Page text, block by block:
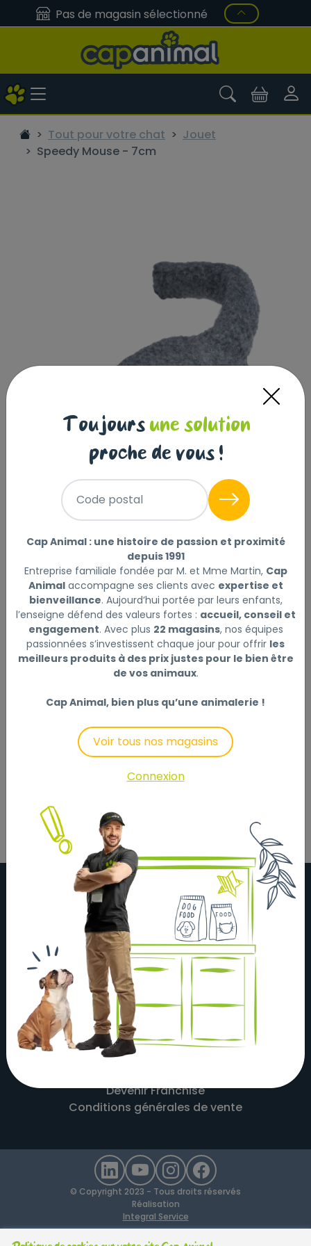
Pas de magasin sélectionné
Tout pour votre chat
Jouet
Speedy Mouse - 7cm
Speedy Mouse - 7cm
BUBIMEX|Réf : 4250078909569
Speedy Mouse - 7cmLire la suite
Ce produit n'est plus disponible
DescriptionLaisser un avis
La souris Speedy Mouse est un jouet pour chat à
remonter en forme de souris qui garantira
l'amusement de votre petit compagnon préféré !
À propos
Actualités
Nos magasins
Nos partenaires
Nous contacter
Mentions légales
Devenir Franchisé
Conditions générales de vente
© Copyright 2023 - Tous droits réservés
Réalisation
Integral Service
Toujours une solution
proche de vous !
Code postal
Cap Animal : une histoire de passion et proximité
depuis 1991
Entreprise familiale fondée par M. et Mme Martin, Cap
Animalaccompagne ses clients avec expertise et
bienveillance. Aujourd’hui portée par leurs enfants,
l’enseigne défend des valeurs fortes : accueil, conseil et
engagement. Avec plus 22 magasins, nos équipes
passionnées s’investissent chaque jour pour offrir les
meilleurs produits à des prix justes pour le bien être
de vos animaux.
Cap Animal, bien plus qu’une animalerie !
Voir tous nos magasins
Connexion